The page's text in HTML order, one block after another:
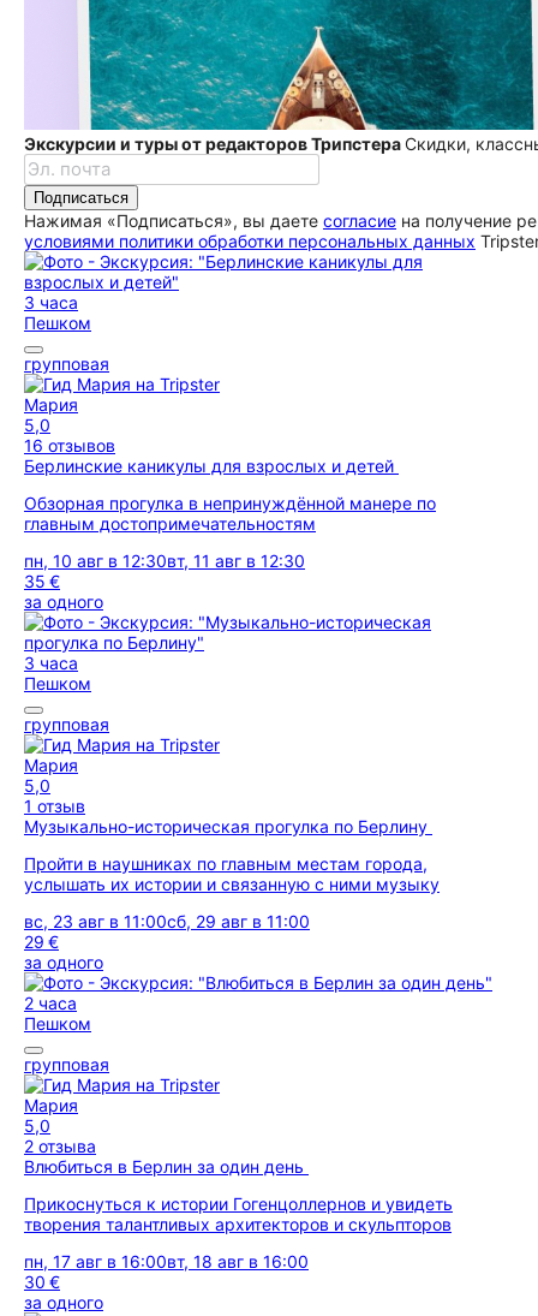
Экскурсии и туры от редакторов ТрипстераСкидки,
Подписаться
Нажимая «Подписаться», вы даете согласие на получение
условиями политики обработки персональных данных
3 часа
Пешком
групповая
Мария
5,0
16 отзывов
Берлинские каникулы для взрослых и детей
Обзорная прогулка в непринуждённой манере по
главным достопримечательностям
пн, 10 авг в 12:30вт, 11 авг в 12:30
35 €
за одного
3 часа
Пешком
групповая
Мария
5,0
1 отзыв
Музыкально-историческая прогулка по Берлину
Пройти в наушниках по главным местам города,
услышать их истории и связанную с ними музыку
вс, 23 авг в 11:00сб, 29 авг в 11:00
29 €
за одного
2 часа
Пешком
групповая
Мария
5,0
2 отзыва
Влюбиться в Берлин за один день
Прикоснуться к истории Гогенцоллернов и увидеть
творения талантливых архитекторов и скульпторов
пн, 17 авг в 16:00вт, 18 авг в 16:00
30 €
за одного